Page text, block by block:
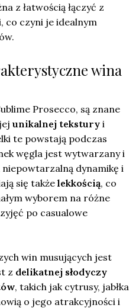
z łatwością łączyć z
czyni je idealnym
wina
Prosecco, są znane
unikalnej tekstury i
te powstają podczas
węgla jest wytwarzany i
dynamikę i
się także lekkością, co
wyborem na różne
po casualowe
win musujących jest
z delikatnej słodyczy
, takich jak cytrusy, jabłka
o jego atrakcyjności i